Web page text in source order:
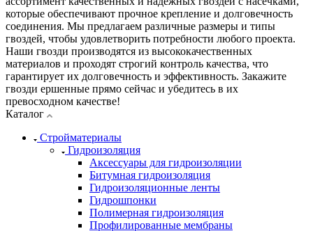
которые обеспечивают прочное крепление и долговечность
соединения. Мы предлагаем различные размеры и типы
гвоздей, чтобы удовлетворить потребности любого проекта.
Наши гвозди производятся из высококачественных
материалов и проходят строгий контроль качества, что
гарантирует их долговечность и эффективность. Закажите
гвозди ершенные прямо сейчас и убедитесь в их
превосходном качестве!
Каталог
Стройматериалы
Гидроизоляция
Аксессуары для гидроизоляции
Битумная гидроизоляция
Гидроизоляционные ленты
Гидрошпонки
Полимерная гидроизоляция
Профилированные мембраны